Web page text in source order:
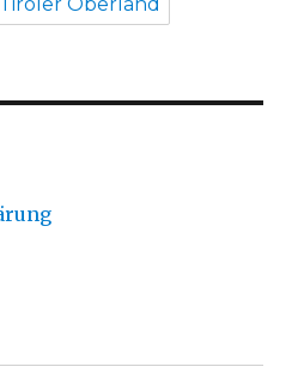
Tiroler Oberland